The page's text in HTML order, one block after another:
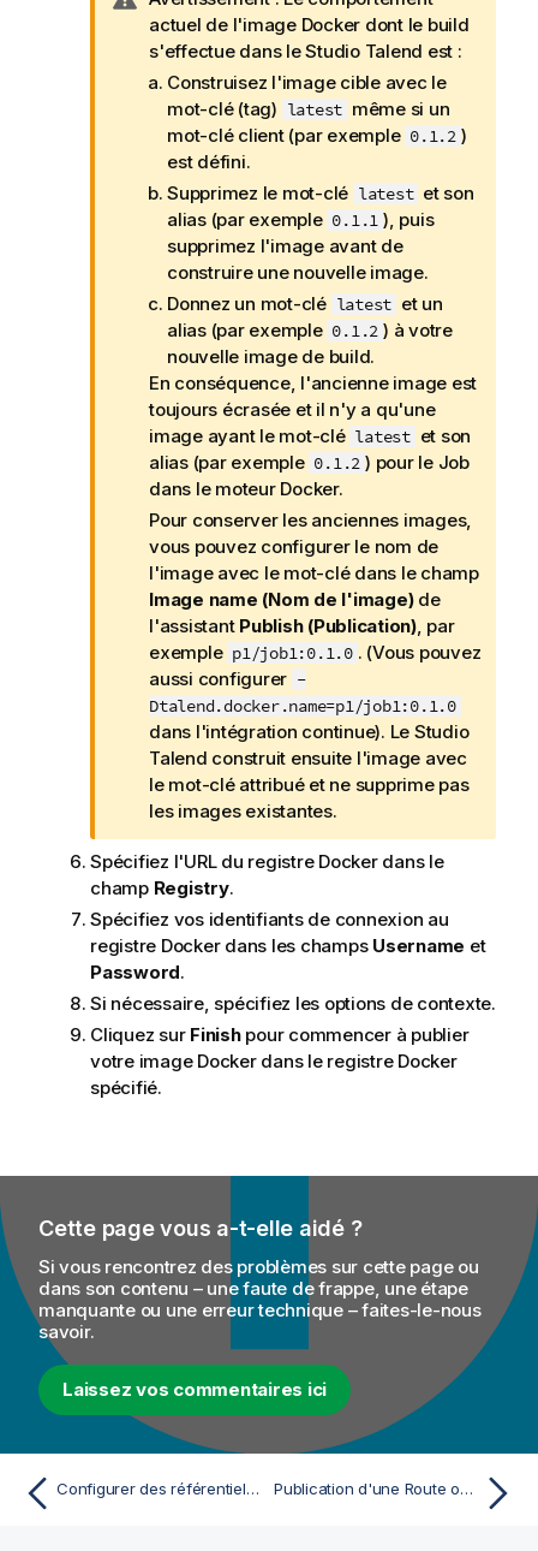
r
m
a
n
o
t
e
o
i
s
actuel de l'image Docker dont le build
s'effectue dans leStudio Talend est :
Construisez l'image cible avec le
mot-clé (tag) latest même si un
mot-clé client (par exemple 0.1.2 )
est défini.
Supprimez le mot-clé latest et son
alias (par exemple 0.1.1 ), puis
supprimez l'image avant de
construire une nouvelle image.
Donnez un mot-clé latest et un
alias (par exemple 0.1.2 ) à votre
nouvelle image de build.
En conséquence, l'ancienne image est
toujours écrasée et il n'y a qu'une
image ayant le mot-clé latest et son
alias (par exemple 0.1.2 ) pour le Job
dans le moteur Docker.
Pour conserver les anciennes images,
vous pouvez configurer le nom de
l'image avec le mot-clé dans le champ
Image name (Nom de l'image)de
l'assistant Publish (Publication), par
exemple p1/job1:0.1.0 . (Vous pouvez
aussi configurer -
Dtalend.docker.name=p1/job1:0.1.0
dans l'intégration continue). Le Studio
Talend construit ensuite l'image avec
le mot-clé attribué et ne supprime pas
les images existantes.
Spécifiez l'URL du registre Docker dans le
champ Registry.
Spécifiez vos identifiants de connexion au
registre Docker dans les champs Username et
Password.
Si nécessaire, spécifiez les options de contexte.
Cliquez sur Finishpour commencer à publier
votre image Docker dans le registre Docker
spécifié.
Cette page vous a-t-elle aidé ?
Si vous rencontrez des problèmes sur cette page ou
dans son contenu – une faute de frappe, une étape
manquante ou une erreur technique – faites-le-nous
savoir.
Laissez vos commentaires ici
Configurer des référentiels pour publier des artefacts Publication d'une Route ou d'un Job de service de données en tant qu'image Docker de microservice